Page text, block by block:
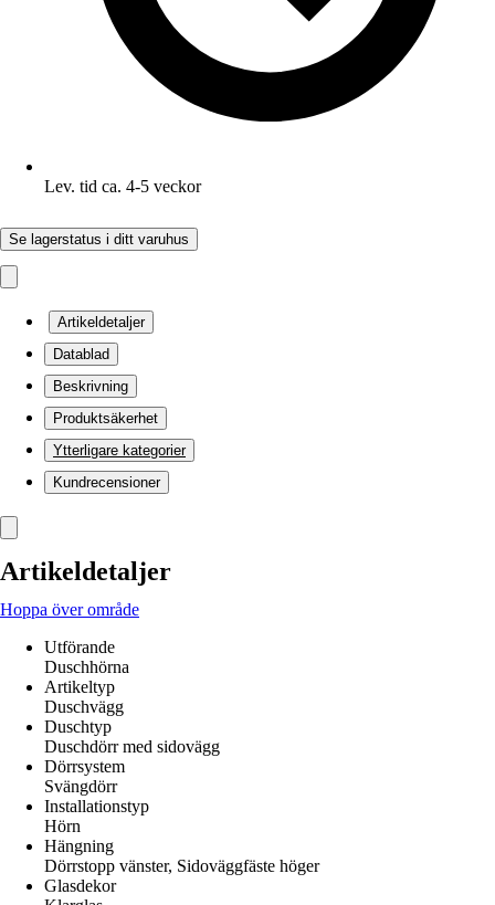
Lev. tid ca. 4-5 veckor
Se lagerstatus i ditt varuhus
Artikeldetaljer
Datablad
Beskrivning
Produktsäkerhet
Ytterligare kategorier
Kundrecensioner
Artikeldetaljer
Hoppa över område
Utförande
Duschhörna
Artikeltyp
Duschvägg
Duschtyp
Duschdörr med sidovägg
Dörrsystem
Svängdörr
Installationstyp
Hörn
Hängning
Dörrstopp vänster, Sidoväggfäste höger
Glasdekor